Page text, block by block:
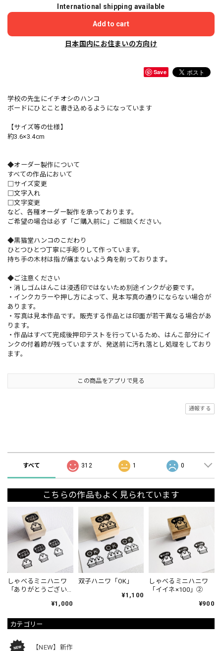
カテゴリー
【NEW】新作
International shipping available
Add to cart
日本国内にお住まいの方向け
Save
学校の先生にイチオシのハンコ
ボードにひとこと書き込めるようになっています
【サイズ等の仕様】
約3.6×3.4cm
◆オーダー製作について
すべての作品において
□サイズ変更
□文字入れ
□文字変更
など、各種オーダー製作を承っております。
ご希望の場合は必ず「ご購入前に」ご相談ください。
◆黒猫堂ハンコのこだわり
ひとつひとつ丁寧に手彫りして作っています。
持ち手の木材は指が痛まないよう角を削っております。
◆ご注意ください
・消しゴムはんこは浸透印ではないため別途インクが必要です。
・インクカラーや押し方によって、見本写真の通りにならない場合が
あります。
・写真は見本作品です。販売する作品とは印面が若干異なる場合があ
ります。
・作品はすべて完成後押印テストを行っているため、はんこ部分にイ
ンクの付着跡が残っていますが、発送前に汚れ落とし処理をしており
ます。
この商品をアプリで見る
通報する
すべて 312 1 0
こちらの作品もよく見られています
しゃべるミニハニワ
「ありがとうござい
¥1,000
双子ハニワ「OK」
¥1,100
しゃべるミニハニワ
「イイネ×100」②
¥900